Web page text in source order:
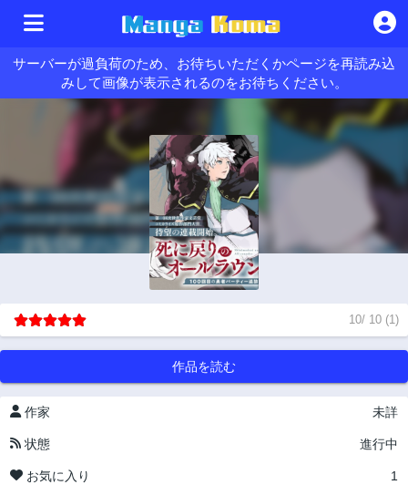
サーバーが過負荷のため、お待ちいただくかページを再読み込
みして画像が表示されるのをお待ちください。
10/ 10 (1)
作品を読む
作家 未詳
状態 進行中
お気に入り 1